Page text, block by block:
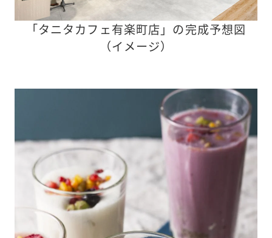
「タニタカフェ有楽町店」の完成予想図
（イメージ）